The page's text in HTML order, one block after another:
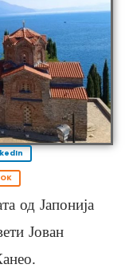
OK
од Јапонија
Јован